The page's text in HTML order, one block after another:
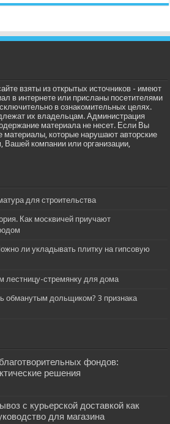
взяты из открытых источников - имеют
в интернете или присланы посетителями
в ознакомительных целях.
их владельцам. Администрация
материала не несет. Если Вы
материалы, которые нарушают авторские
компании или организации,
для строительства
Как москвичей приучают
ли укладывать плитку на гипсовую
лестницу-стремянку для дома
обманутым дольщиком? 3 признака
фондов:
решения
с курьерской доставкой как
для магазина